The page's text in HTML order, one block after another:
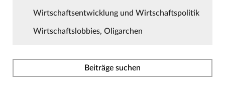
Wirtschaftsentwicklung und Wirtschaftspolitik
Wirtschaftslobbies, Oligarchen
Beiträge suchen